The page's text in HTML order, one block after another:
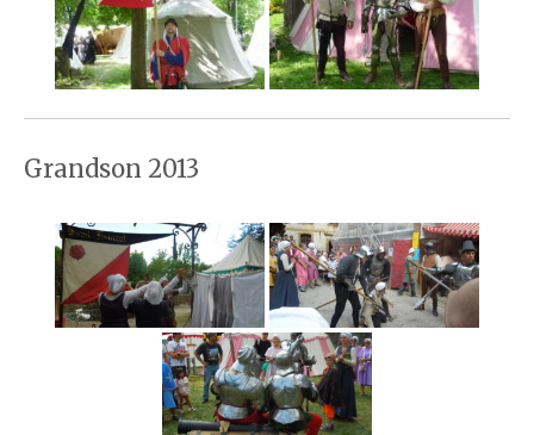
Grandson 2013